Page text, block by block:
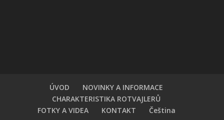
ÚVOD
NOVINKY A INFORMACE
CHARAKTERISTIKA ROTVAJLERŮ
FOTKY A VIDEA
KONTAKT Čeština